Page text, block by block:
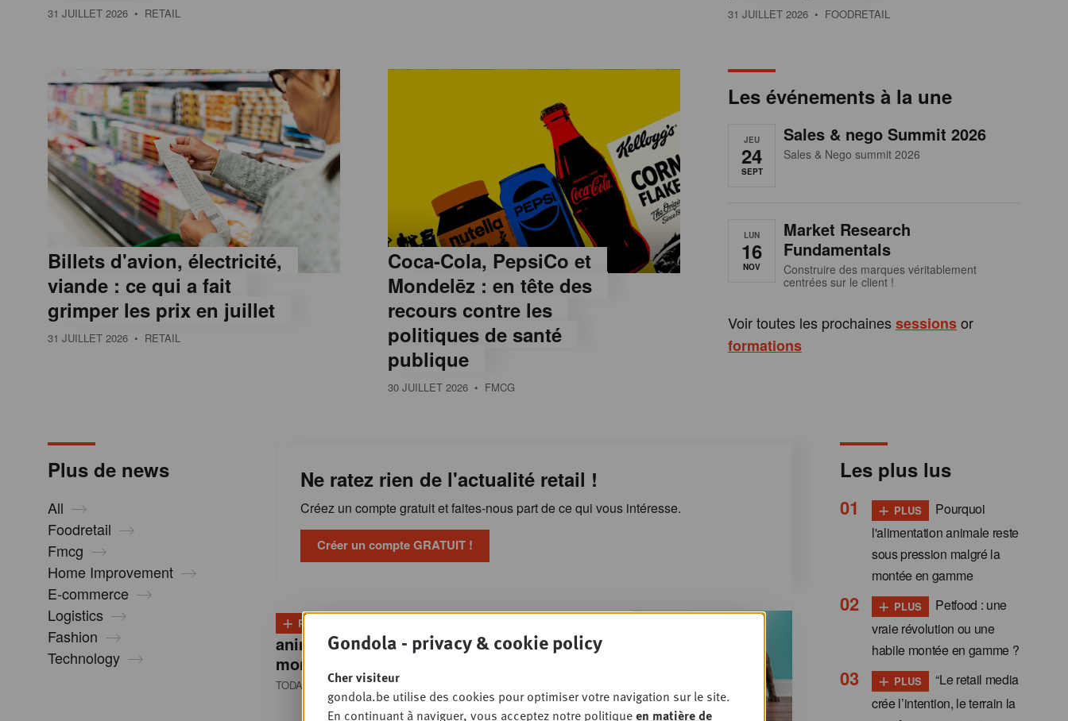
31 JUILLET 2026 • RETAIL 31 JUILLET 2026 • FOODRETAIL
Billets d'avion, électricité,
viande : ce qui a fait
grimper les prix en juillet
31 JUILLET 2026 • RETAIL
Coca-Cola, PepsiCo et
Mondelēz : en tête des
recours contre les
politiques de santé
publique
30 JUILLET 2026 • FMCG
Les événements à la une
JEU
24
SEPT
Sales & nego Summit 2026
Sales & Nego summit 2026
LUN
16
NOV
Market Research
Fundamentals
Construire des marques véritablement
centrées sur le client !
Voir toutes les prochaines sessionsor
formations
Plus de news
All
Foodretail
Fmcg
Home Improvement
E-commerce
Logistics
Fashion
Technology
Ne ratez rien de l'actualité retail !
Créez un compte gratuit et faites-nous part de ce qui vous intéresse.
Créer un compte GRATUIT !
+ PLUS
Pourquoi l'alimentation
animale reste sous pression malgré la
montée en gamme
TODAY 13:00• PET STORE
Les plus lus
+ PLUS
Pourquoi
l'alimentation animale reste
sous pression malgré la
montée en gamme
+ PLUS
Petfood : une
vraie révolution ou une
habile montée en gamme ?
+ PLUS
“Le retail media
crée l’intention, le terrain la
Gondola - privacy & cookie policy
Cher visiteur
gondola.be utilise des cookies pour optimiser votre navigation sur le site.
En continuant à naviguer, vous acceptez notre politiqueen matière de